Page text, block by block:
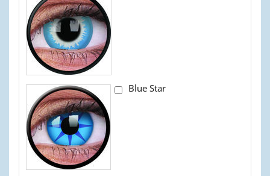
Blue Star